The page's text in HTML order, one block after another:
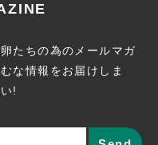
たちの為のメールマガ
な情報をお届けしま
!